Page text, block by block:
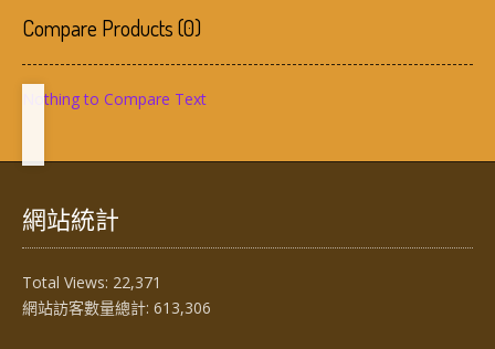
Compare Products(0)
Nothing to Compare Text
網站統計
Total Views: 22,371
網站訪客數量總計: 613,306